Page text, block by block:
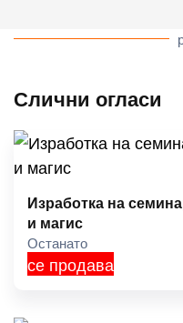
Слични огласи
Изработка на
и магис
Останато
се продава